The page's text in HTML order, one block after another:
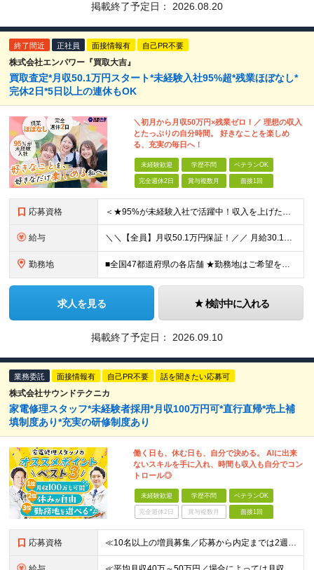
掲載終了予定日： 2026.08.20
終了間近 正社員 面接情報有 自己PR不要
株式会社エンパワー『買取大吉』
買取査定*月収50.1万円スタート*未経験入社95%超*残業ほぼなし*
完休2日*5日以上の連休もOK
＼初月から月収50万円×残業ゼロ！／ 理想の収入
とたっぷりの自分時間。 好きなことを楽しめ
る、充実の毎日へ！
未経験歓迎 学歴不問 ベテランOK
完全週休2日 賞与複数月 面接1回
応募資格 ＜★95%が未経験入社で活躍中！収入を上げたい・新しいスキルを身につけたい方、大歓迎！★＞ ◆学歴不問・第二新卒歓迎 ◆社会人経験1年以上 ★100％人柄、意欲重視の採用です 「新しい環境でスタート
給与 ＼＼【全員】月収50.1万円保証！／／ 月給30.1万円＋インセン＋特別手当20万円(半年間)＋賞与 ※経験者は優遇いたします（研修も免除の場合有） ※固定残業代:7万4000円以上/月45時間分
勤務地 ■全国47都道府県の各店舗 ★勤務地はご希望を考慮の上、決定します ★今後も店舗を全国に拡大していきます ★U・Iターン歓迎（社宅あり） ★マイカー通勤OK（地域により規定あり。詳細はお問合せくださ
求人を見る 検討中に入れる
掲載終了予定日： 2026.09.10
業務委託 面接情報有 自己PR不要 話を聞きたい応募可
株式会社サウンドテクニカ
家電修理スタッフ*未経験者採用*月収100万円可*直行直帰*売上補
填制度あり*充実の研修制度あり
働く日も、休む日も、自分で決める。 AIに出来
ないスキルを手に入れ、時間も収入も自分でコン
トロール◎
未経験歓迎 学歴不問 ベテランOK
完全週休2日 賞与複数月 面接1回
応募資格 ≪10名以上の増員募集／応募から内定までは2週間！≫ ≪未経験スタートが90％以上／必要なのは自動車免許のみ≫ ★20～40代を中心に幅広い世代の方が活躍中！ ■学歴不問 ■未経験OK ■普通自動車免